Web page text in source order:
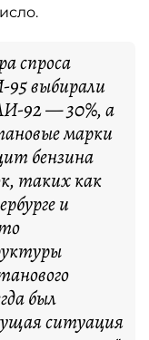
спроса
95 выбирали
92 — 30%, а
марки
бензина
таких как
и
был
ситуация